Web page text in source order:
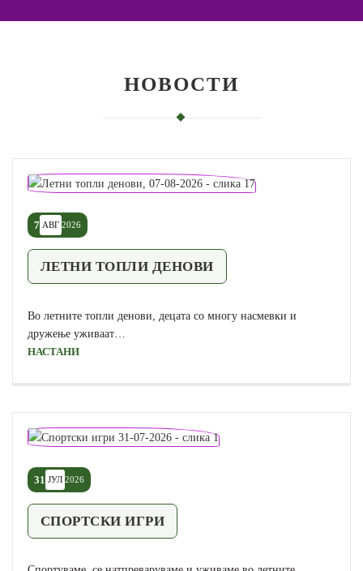
НОВОСТИ
7 АВГ 2026
ЛЕТНИ ТОПЛИ ДЕНОВИ
Во летните топли денови, децата со многу насмевки и
дружење уживаат…
НАСТАНИ
31 ЈУЛ 2026
СПОРТСКИ ИГРИ